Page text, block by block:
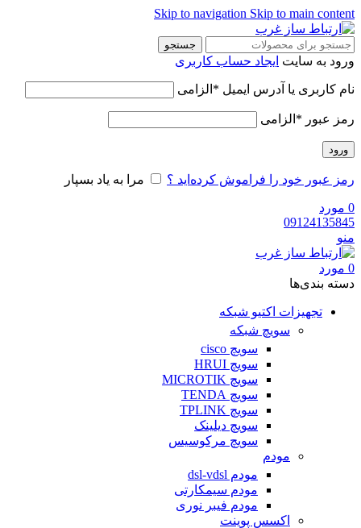
Skip to navigation Skip to main content
جستجو
ورود به سایت ایجاد حساب کاربری
نام کاربری یا آدرس ایمیل * الزامی
رمز عبور * الزامی
ورود
رمز عبور خود را فراموش کرده‌اید ؟ مرا به یاد بسپار
0 مورد
09124135845
منو
0 مورد
دسته‌ بندی‌ها
تجهیزات اکتیو شبکه
سویچ شبکه
سویچ cisco
سویچ HRUI
سویچ MICROTIK
سویچ TENDA
سویچ TPLINK
سویچ دیلینک
سویچ مرکوسیس
مودم
مودم dsl-vdsl
مودم سیمکارتی
مودم فیبر نوری
اکسس پوینت